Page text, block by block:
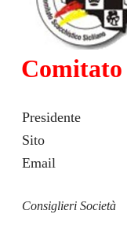
Comitato
Presidente
Sito
Email
Consiglieri Società